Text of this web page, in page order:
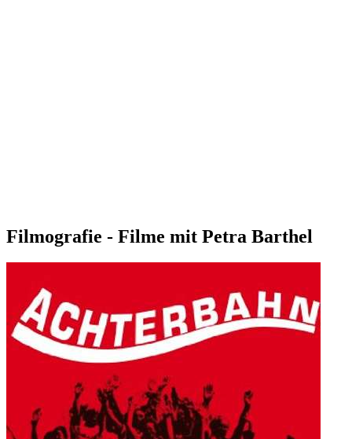
Filmografie - Filme mit Petra Barthel